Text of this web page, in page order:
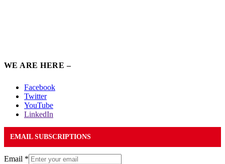
WE ARE HERE –
Facebook
Twitter
YouTube
LinkedIn
EMAIL SUBSCRIPTIONS
Email *